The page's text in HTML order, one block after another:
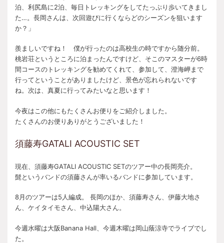
泊、利尻島に2泊、毎日トレッキングをしてたっぷり歩いてきまし
た…。長岡さんは、次回遊びに行くならどのシーズンを狙います
か？」
羨ましいですね！ 僕が行ったのは高校生の時ですから随分前。
桃岩荘というところに泊まったんですけど、そこのマスターが6時
間コースのトレッキングを勧めてくれて、参加して、澄海岬まで
行ってということがありましたけど、景色が忘れられないです
ね。次は、真夏に行ってみたいなと思います！
今夜はこの他にもたくさんお便りをご紹介しました。
たくさんのお便りありがとうございました！
須藤寿GATALI ACOUSTIC SET
現在、須藤寿GATALI ACOUSTIC SETのツアー中の長岡亮介。
髭というバンドの須藤さんが率いるバンドに参加しています。
8月のツアーは5人編成。 長岡のほか、須藤寿さん、伊藤大地さ
ん、ケイタイモさん、中込陽大さん。
今週水曜は大阪Banana Hall、今週木曜は岡山蔭涼寺でライブでし
た。